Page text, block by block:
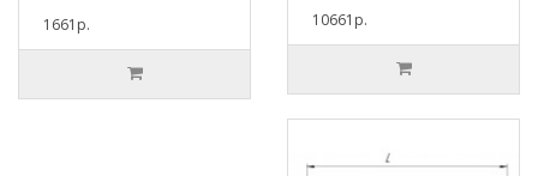
1661р.
10661р.